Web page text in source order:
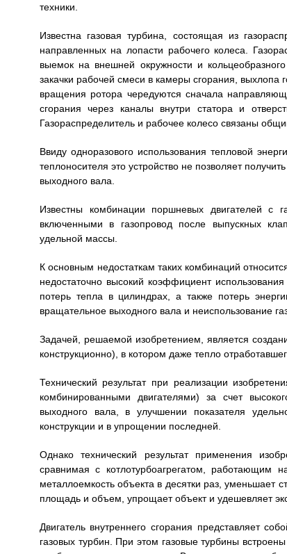
техники.
Известна газовая турбина, состоящая из
направленных на лопасти рабочего колеса.
выемок на внешней окружности и
закачки рабочей смеси в камеры сгорания, выхлопа
вращения ротора чередуются сначала
сгорания через каналы внутри статора и
Газораспределитель и рабочее колесо связаны
Ввиду одноразового использования тепловой
теплоносителя это устройство не позволяет
выходного вала.
Известны комбинации поршневых двигателей с
включенными в газопровод после выпускных
удельной массы.
К основным недостаткам таких комбинаций
недостаточно высокий коэффициент
потерь тепла в цилиндрах, а также потерь
вращательное выходного вала и неиспользование
Задачей, решаемой изобретением, является
конструкционно), в котором даже тепло
Технический результат при реализации
комбинированными двигателями) за счет
выходного вала, в улучшении показателя
конструкции и в упрощении последней.
Однако технический результат применения
сравнимая с котлотурбоагрегатом, работающим
металлоемкость объекта в десятки раз, уменьшает
площадь и объем, упрощает объект и удешевляет
Двигатель внутреннего сгорания представляет
газовых турбин. При этом газовые турбины